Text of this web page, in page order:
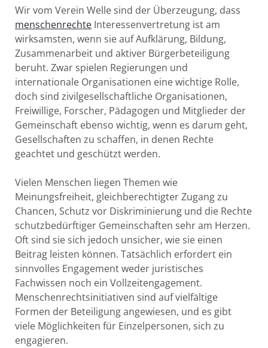
Wir vom Verein Welle sind der Überzeugung, dass
menschenrechte Interessenvertretung ist am
wirksamsten, wenn sie auf Aufklärung, Bildung,
Zusammenarbeit und aktiver Bürgerbeteiligung
beruht. Zwar spielen Regierungen und
internationale Organisationen eine wichtige Rolle,
doch sind zivilgesellschaftliche Organisationen,
Freiwillige, Forscher, Pädagogen und Mitglieder der
Gemeinschaft ebenso wichtig, wenn es darum geht,
Gesellschaften zu schaffen, in denen Rechte
geachtet und geschützt werden.
Vielen Menschen liegen Themen wie
Meinungsfreiheit, gleichberechtigter Zugang zu
Chancen, Schutz vor Diskriminierung und die Rechte
schutzbedürftiger Gemeinschaften sehr am Herzen.
Oft sind sie sich jedoch unsicher, wie sie einen
Beitrag leisten können. Tatsächlich erfordert ein
sinnvolles Engagement weder juristisches
Fachwissen noch ein Vollzeitengagement.
Menschenrechtsinitiativen sind auf vielfältige
Formen der Beteiligung angewiesen, und es gibt
viele Möglichkeiten für Einzelpersonen, sich zu
engagieren.